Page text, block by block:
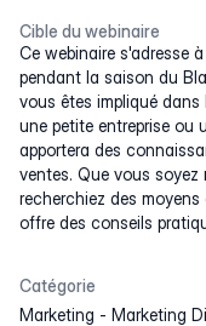
Cible du webinaire
Ce webinaire s'adresse
pendant la saison du
vous êtes impliqué
une petite entreprise ou
apportera des
ventes. Que vous
recherchiez des
offre des conseils
Catégorie
Marketing - Marketing